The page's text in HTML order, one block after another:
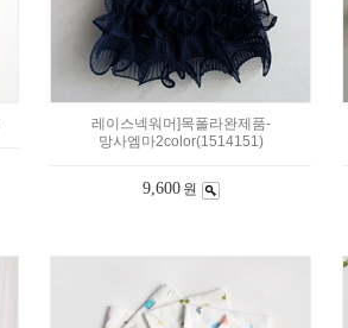
레이스넥워머]목폴라완제품-
망사엠마2color(1514151)
9,600 원